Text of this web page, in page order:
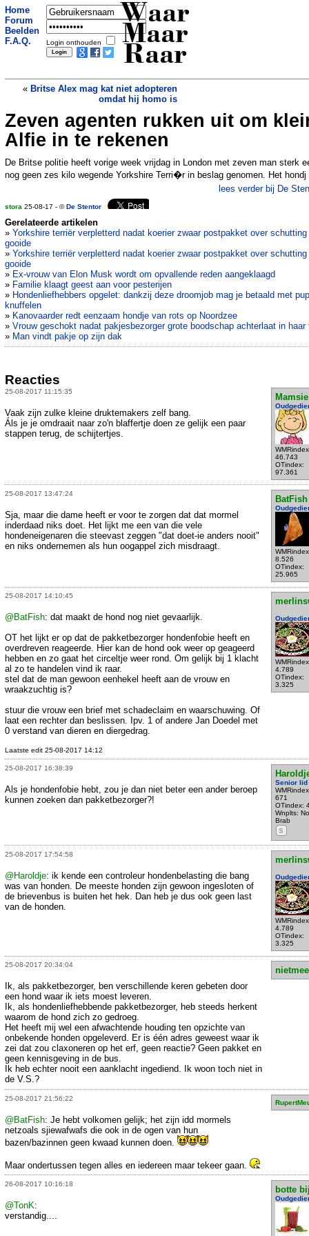
Home
Forum
Beelden
F.A.Q.
Login onthouden
Waar
Maar
Raar
« Britse Alex mag kat niet adopteren
omdat hij homo is
14-jarige macarena-danser opgepakt in
Saudi-Arabie»
Zeven agenten rukken uit om
Alfie in te rekenen
De Britse politie heeft vorige week vrijdag in London met zeven man sterk
nog geen zes kilo wegende Yorkshire Terri�r in beslag genomen. Het hondj
lees verder bij De
stora 25-08-17 - ©De Stentor
Gerelateerde artikelen
» Yorkshire terriër verpletterd nadat koerier zwaar postpakket over schutting
gooide
» Yorkshire terriër verpletterd nadat koerier zwaar postpakket over schutting
gooide
» Ex-vrouw van Elon Musk wordt om opvallende reden aangeklaagd
» Familie klaagt geest aan voor pesterijen
» Hondenliefhebbers opgelet: dankzij deze droomjob mag je betaald met
knuffelen
» Kanovaarder redt eenzaam hondje van rots op Noordzee
» Vrouw geschokt nadat pakjesbezorger grote boodschap achterlaat in haar
» Man vindt pakje op zijn dak
Reacties
25-08-2017 11:15:35
Mamsie
46.743
OTindex:
97.361
Vaak zijn zulke kleine druktemakers zelf bang.
Áls je je omdraait naar zo'n blaffertje doen ze gelijk een paar
stappen terug, de schijtertjes.
25-08-2017 13:47:24
BatFish
8.526
OTindex:
25.965
Sja, maar die dame heeft er voor te zorgen dat dat mormel
inderdaad niks doet. Het lijkt me een van die vele
hondeneigenaren die steevast zeggen "dat doet-ie anders nooit"
en niks ondernemen als hun oogappel zich misdraagt.
25-08-2017 14:10:45
4.789
OTindex:
3.325
@BatFish: dat maakt de hond nog niet gevaarlijk.
OT het lijkt er op dat de pakketbezorger hondenfobie heeft en
overdreven reageerde. Hier kan de hond ook weer op geageerd
hebben en zo gaat het circeltje weer rond. Om gelijk bij 1 klacht
al zo te handelen vind ik raar.
stel dat de man gewoon eenhekel heeft aan de vrouw en
wraakzuchtig is?
stuur die vrouw een brief met schadeclaim en waarschuwing. Of
laat een rechter dan beslissen. Ipv. 1 of andere Jan Doedel met
0 verstand van dieren en diergedrag.
Laatste edit 25-08-2017 14:12
25-08-2017 16:38:39
Senior lid
671
OTindex:
Wnplts:
Brab
S
Als je hondenfobie hebt, zou je dan niet beter een ander beroep
kunnen zoeken dan pakketbezorger?!
25-08-2017 17:54:58
4.789
OTindex:
3.325
@Haroldje: ik kende een controleur hondenbelasting die bang
was van honden. De meeste honden zijn gewoon ingesloten of
de brievenbus is buiten het hek. Dan heb je dus ook geen last
van de honden.
25-08-2017 20:34:04
Ik, als pakketbezorger, ben verschillende keren gebeten door
een hond waar ik iets moest leveren.
Ik, als hondenliefhebbende pakketbezorger, heb steeds herkent
waarom de hond zich zo gedroeg.
Het heeft mij wel een afwachtende houding ten opzichte van
onbekende honden opgeleverd. Er is één adres geweest waar ik
zei dat zou claxoneren op het erf, geen reactie? Geen pakket en
geen kennisgeving in de bus.
Ik heb echter nooit een aanklacht ingediend. Ik woon toch niet in
de V.S.?
25-08-2017 21:56:22
@BatFish: Je hebt volkomen gelijk; het zijn idd mormels
netzoals sjiewafwafs die ook in de ogen van hun
bazen/bazinnen geen kwaad kunnen doen.
Maar ondertussen tegen alles en iedereen maar tekeer gaan.
26-08-2017 10:16:18
botte
@TonK:
verstandig....